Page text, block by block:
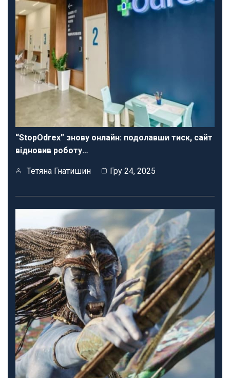
“StopOdrex” знову онлайн: подолавши тиск, сайт
відновив роботу…
Тетяна Гнатишин Гру 24, 2025